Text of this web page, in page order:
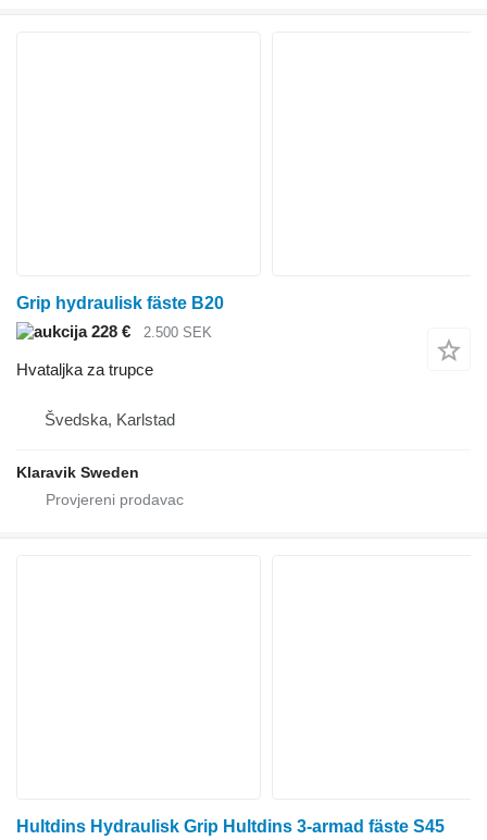
Grip hydraulisk fäste B20
228 €
2.500 SEK
Hvataljka za trupce
Švedska, Karlstad
Klaravik Sweden
Hultdins Hydraulisk Grip Hultdins 3-armad fäste S45